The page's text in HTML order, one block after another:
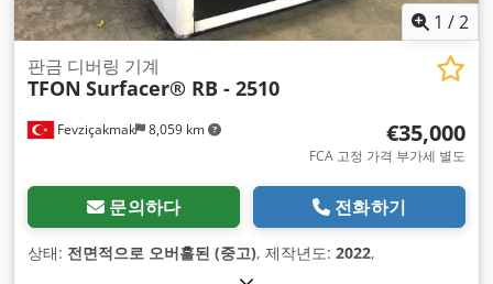
1 /2
Fevziçakmak 8,059 km
판금 디버링 기계
TFON Surfacer® RB - 2510
€35,000
FCA 고정 가격 부가세 별도
문의하다 전화하기
상태: 전면적으로 오버홀된 (중고), 제작년도: 2022,